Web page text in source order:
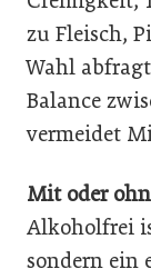
zu Fleisch,
Wahl
Balance
vermeidet
Mit oder
Alkoholfrei
sondern ein